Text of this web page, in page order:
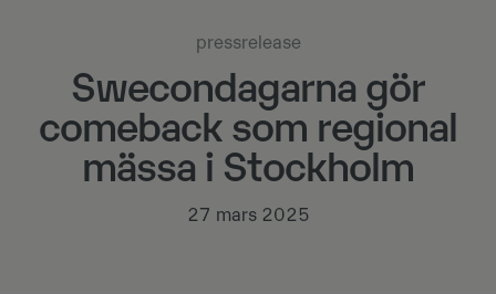
pressrelease
Swecondagarna gör
comeback som regional
mässa i Stockholm
27 mars 2025